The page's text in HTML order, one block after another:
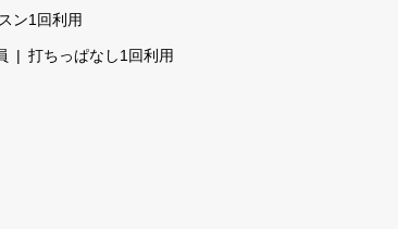
ン1回利用
打ちっぱなし1回利用